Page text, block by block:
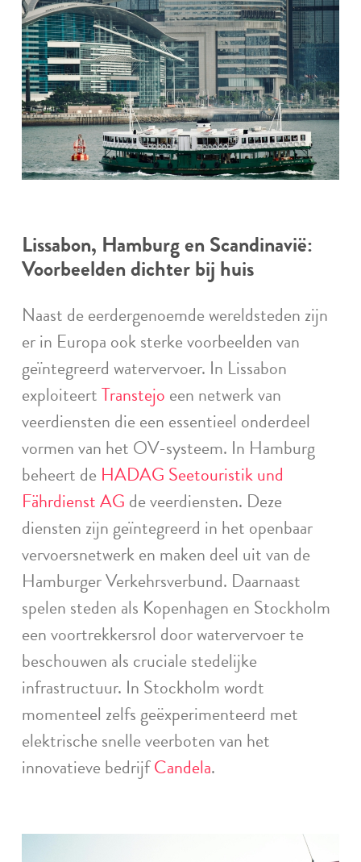
Lissabon, Hamburg en Scandinavië:
Voorbeelden dichter bij huis
Naast de eerdergenoemde wereldsteden zijn
er in Europa ook sterke voorbeelden van
geïntegreerd watervervoer. In Lissabon
exploiteertTranstejo een netwerk van
veerdiensten die een essentieel onderdeel
vormen van het OV-systeem. In Hamburg
beheert de HADAG Seetouristik und
Fährdienst AG de veerdiensten. Deze
diensten zijn geïntegreerd in het openbaar
vervoersnetwerk en maken deel uit van de
Hamburger Verkehrsverbund. Daarnaast
spelen steden als Kopenhagen en Stockholm
een voortrekkersrol door watervervoer te
beschouwen als cruciale stedelijke
infrastructuur. In Stockholm wordt
momenteel zelfs geëxperimenteerd met
elektrische snelle veerboten van het
innovatieve bedrijfCandela.